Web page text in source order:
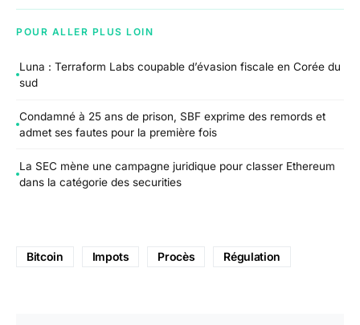
POUR ALLER PLUS LOIN
Luna : Terraform Labs coupable d’évasion fiscale en Corée du
sud
Condamné à 25 ans de prison, SBF exprime des remords et
admet ses fautes pour la première fois
La SEC mène une campagne juridique pour classer Ethereum
dans la catégorie des securities
Bitcoin Impots Procès Régulation